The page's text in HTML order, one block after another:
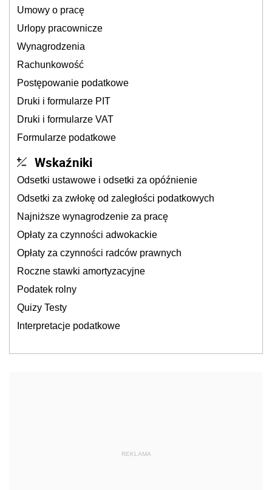
Umowy o pracę
Urlopy pracownicze
Wynagrodzenia
Rachunkowość
Postępowanie podatkowe
Druki i formularze PIT
Druki i formularze VAT
Formularze podatkowe
Wskaźniki
Odsetki ustawowe i odsetki za opóźnienie
Odsetki za zwłokę od zaległości podatkowych
Najniższe wynagrodzenie za pracę
Opłaty za czynności adwokackie
Opłaty za czynności radców prawnych
Roczne stawki amortyzacyjne
Podatek rolny
Quizy Testy
Interpretacje podatkowe
REKLAMA